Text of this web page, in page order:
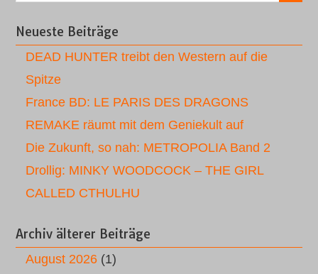
Neueste Beiträge
DEAD HUNTER treibt den Western auf die
Spitze
France BD: LE PARIS DES DRAGONS
REMAKE räumt mit dem Geniekult auf
Die Zukunft, so nah: METROPOLIA Band 2
Drollig: MINKY WOODCOCK – THE GIRL
CALLED CTHULHU
Archiv älterer Beiträge
August 2026 (1)